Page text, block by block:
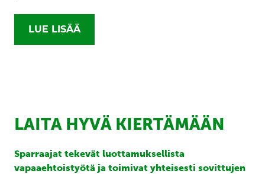
LUE LISÄÄ
LAITA HYVÄ KIERTÄMÄÄN
Sparraajat tekevät luottamuksellista
vapaaehtoistyötä ja toimivat yhteisesti sovittujen